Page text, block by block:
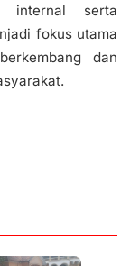
internal serta
fokus utama
dan